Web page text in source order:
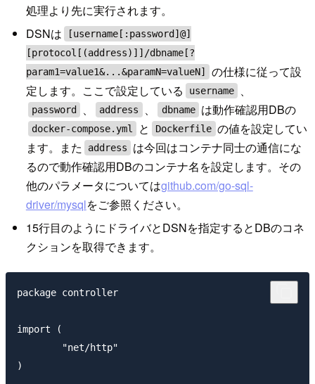
処理より先に実行されます。
DSNは
[username[:password]@]
[protocol[(address)]]/dbname[?
param1=value1&...&paramN=valueN]
の仕様に従って設
定します。ここで設定している
username 、
password 、 address 、 dbname は動作確認用DBの
docker-compose.yml と Dockerfile の値を設定してい
ます。また
address
は今回はコンテナ同士の通信にな
るので動作確認用DBのコンテナ名を設定します。その
他のパラメータについてはgithub.com/go-sql-
driver/mysqlをご参照ください。
15行目のようにドライバとDSNを指定するとDBのコネ
クションを取得できます。
package controller
import (
)